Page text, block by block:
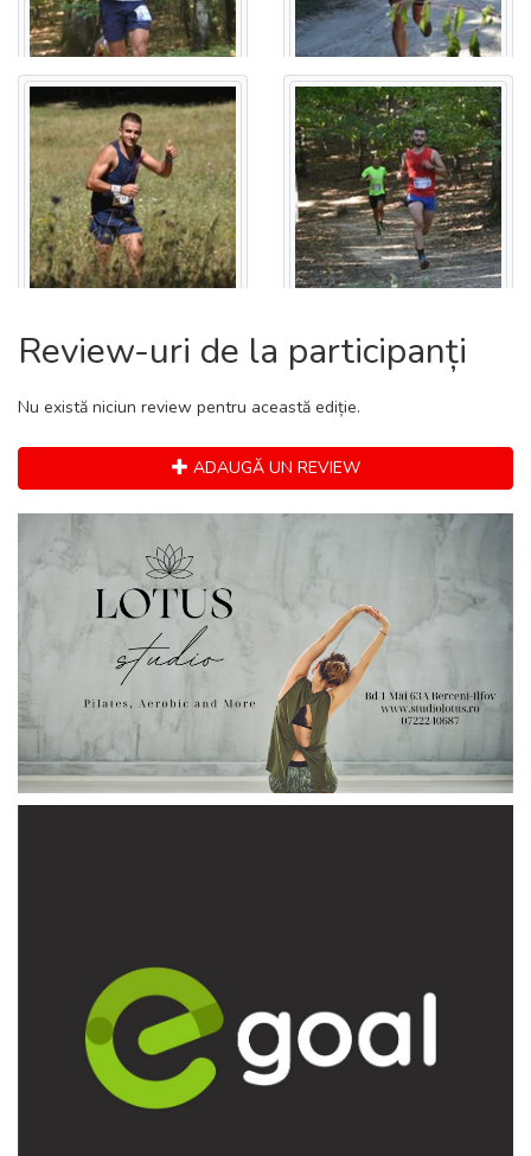
Review-uri de la participanți
Nu există niciun review pentru această ediție.
ADAUGĂ UN REVIEW